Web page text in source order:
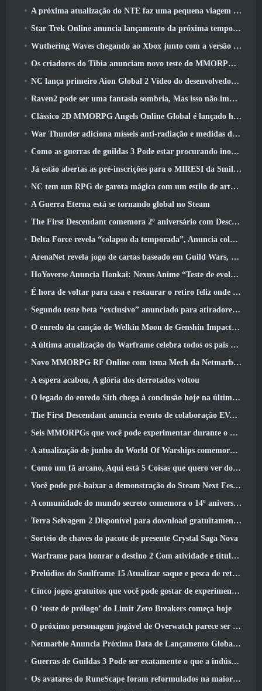
A próxima atualização do NTE faz uma pequena viagem paralela a um jogo de mesa de fantasia
Star Trek Online anuncia lançamento da próxima temporada “Undiscovered”
Wuthering Waves chegando ao Xbox junto com a versão 3.5 Atualizar
Os criadores do Tibia anunciam novo teste do MMORPG de zumbis da velha escola, Persistir on-line
NC lança primeiro Aion Global 2 Vídeo do desenvolvedor, Compartilhando detalhes sobre o jogo
Raven2 pode ser uma fantasia sombria, Mas isso não impede a diversão do verão
Clássico 2D MMORPG Angels Online Global é lançado hoje
War Thunder adiciona mísseis anti-radiação e medidas de suporte eletrônico na atualização da cavalaria pesada
Como as guerras de guildas 3 Pode estar procurando inovar no espaço MMO
Já estão abertas as pré-inscrições para o MIRESI da Smilegate: Futuro Invisível
NC tem um RPG de garota mágica com um estilo de arte inspirado em anime dos anos 90 em desenvolvimento
A Guerra Eterna está se tornando global no Steam
The First Descendant comemora 2º aniversário com Descendant Fest 2026 Fluxo
Delta Force revela “colapso da temporada”, Anuncia colaboração Rainbow Six Siege
ArenaNet revela jogo de cartas baseado em Guild Wars, Enevoado
HoYoverse Anuncia Honkai: Nexus Anime “Teste de evolução”
É hora de voltar para casa e restaurar o retiro feliz onde os ventos se encontram
Segundo teste beta “exclusivo” anunciado para atiradores de sobrevivência em equipe
O enredo da canção de Welkin Moon de Genshin Impact chega ao fim.. Na lua
A última atualização do Warframe celebra todos os pais do espaço
Novo MMORPG RF Online com tema Mech da Netmarble será lançado globalmente
A espera acabou, A glória dos derrotados voltou
O legado do enredo Sith chega à conclusão hoje na última atualização do SWTOR
The First Descendant anuncia evento de colaboração EVANGELION
Seis MMORPGs que você pode experimentar durante o Steam Next Fest
A atualização de junho do World Of Warships comemora o Dia da Independência dos EUA com uma nova campanha narrativa
Como um fã arcano, Aqui está 5 Coisas que quero ver do MMO Riot
Você pode pré-baixar a demonstração do Steam Next Fest de Embers Of The Uncrowned Tomorrow
A comunidade do mundo secreto comemora o 14º aniversário com um mistério que eles devem resolver juntos
Terra Selvagem 2 Disponível para download gratuitamente (E manter) Por tempo limitado
Sorteio de chaves do pacote de presente Crystal Saga Nova
Warframe para honrar o destino 2 Com atividade e título especiais no jogo
Prelúdios do Soulframe 15 Atualizar saque e pesca de retrabalhos
Cinco jogos gratuitos que você pode gostar de experimentar durante o Bullet Fest
O ‘teste de prólogo’ do Limit Zero Breakers começa hoje
O próximo personagem jogável de Overwatch parece ser um chefe do crime ciborgue sobrecarregado
Netmarble Anuncia Próxima Data de Lançamento Global RF Online
Guerras de Guildas 3 Pode ser exatamente o que a indústria de MMO precisa agora
Os avatares do RuneScape foram reformulados na maior atualização visual do jogo nos últimos dez anos